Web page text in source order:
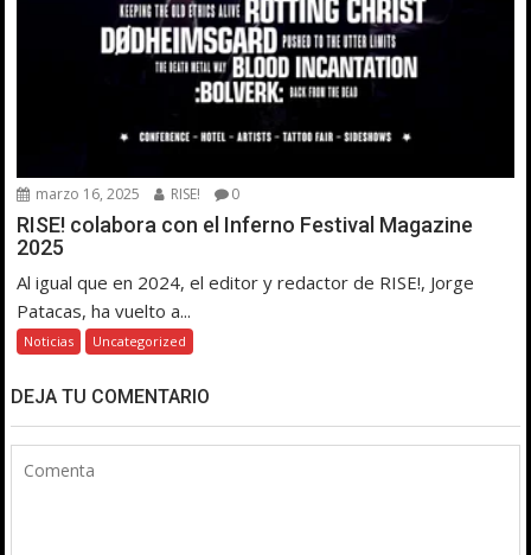
marzo 16, 2025 RISE! 0
RISE! colabora con el Inferno Festival Magazine
2025
Al igual que en 2024, el editor y redactor de RISE!, Jorge
Patacas, ha vuelto a...
Noticias Uncategorized
DEJA TU COMENTARIO